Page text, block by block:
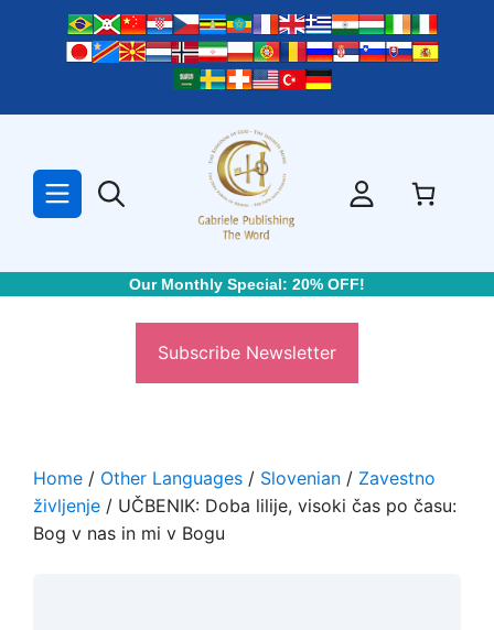
Our Monthly Special: 20% OFF!
Subscribe Newsletter
Home / Other Languages / Slovenian / Zavestno
življenje / UČBENIK: Doba lilije, visoki čas po času:
Bog v nas in mi v Bogu